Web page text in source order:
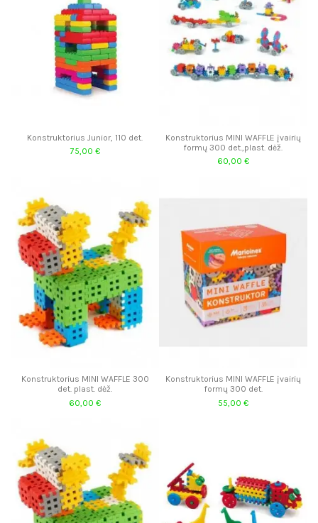
Konstruktorius Junior, 110 det.
75,00 €
Konstruktorius MINI WAFFLE įvairių
formų 300 det.,plast. dėž.
60,00 €
Konstruktorius MINI WAFFLE 300
det. plast. dėž.
60,00 €
Konstruktorius MINI WAFFLE įvairių
formų 300 det.
55,00 €